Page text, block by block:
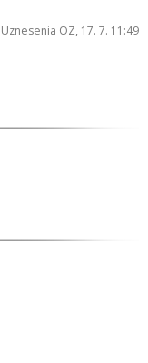
Uznesenia OZ, 17. 7. 11:49